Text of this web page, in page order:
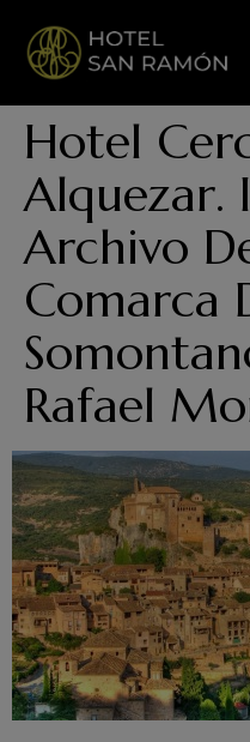
Hotel
Alquezar.
Archivo
Comarca
Rafael